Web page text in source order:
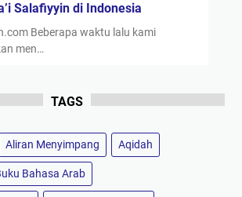
Salafiyyin di Indonesia
Beberapa waktu lalu kami
men…
TAGS
Aliran Menyimpang Aqidah
Bahasa Arab